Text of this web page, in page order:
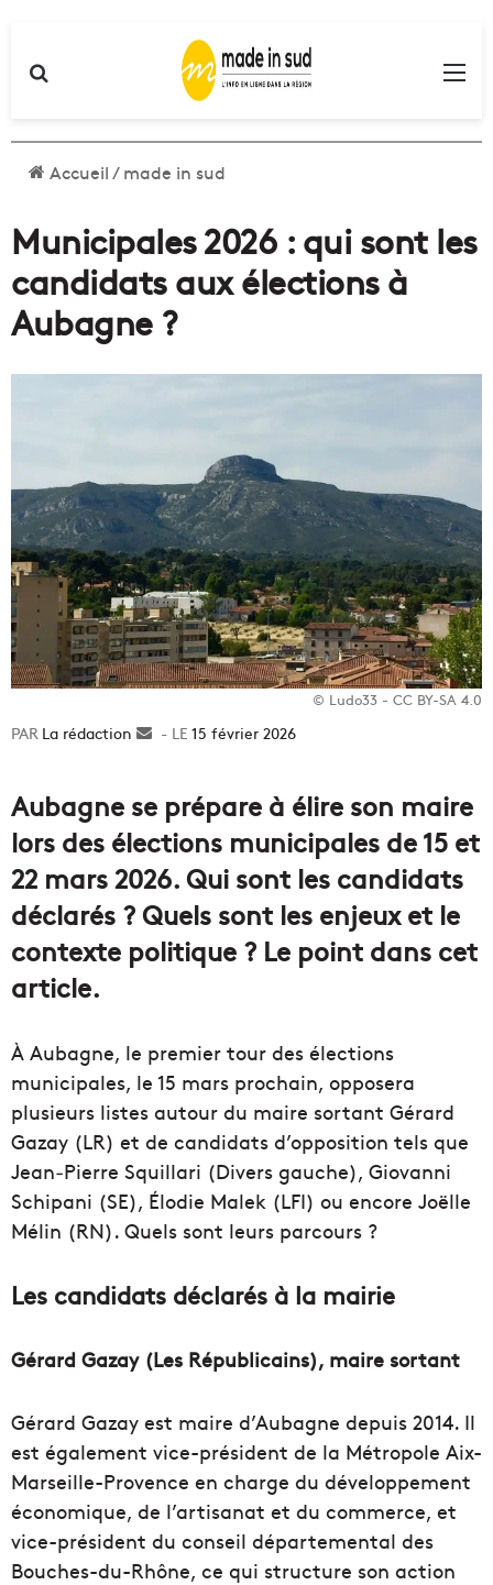
Accueil/made in sud
Municipales 2026 : qui sont les
candidats aux élections à
Aubagne ?
© Ludo33 - CC BY-SA 4.0
La rédaction
Envoyer15 février 2026
Aubagne se prépare à élire son maire
lors des élections municipales de 15 et
22 mars 2026. Qui sont les candidats
déclarés ? Quels sont les enjeux et le
contexte politique ? Le point dans cet
article.
À Aubagne, le premier tour des élections
municipales, le 15 mars prochain, opposera
plusieurs listes autour du maire sortant Gérard
Gazay (LR) et de candidats d’opposition tels que
Jean‑Pierre Squillari (Divers gauche), Giovanni
Schipani (SE), Élodie Malek (LFI) ou encore Joëlle
Mélin (RN). Quels sont leurs parcours ?
Les candidats déclarés à la mairie
Gérard Gazay (Les Républicains), maire sortant
Gérard Gazay est maire d’Aubagne depuis 2014. Il
est également vice-président de la Métropole Aix-
Marseille-Provence en charge du développement
économique, de l’artisanat et du commerce, et
vice-président du conseil départemental des
Bouches-du-Rhône, ce qui structure son action